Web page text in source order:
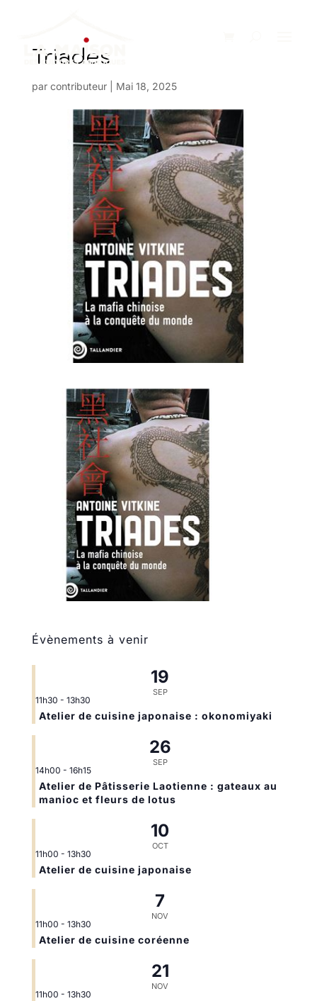
Triades
par contributeur| Mai 18, 2025
Évènements à venir
19
SEP
11h30 - 13h30
Atelier de cuisine japonaise : okonomiyaki
26
SEP
14h00 - 16h15
Atelier de Pâtisserie Laotienne : gateaux au
manioc et fleurs de lotus
10
OCT
11h00 - 13h30
Atelier de cuisine japonaise
7
NOV
11h00 - 13h30
Atelier de cuisine coréenne
21
NOV
11h00 - 13h30